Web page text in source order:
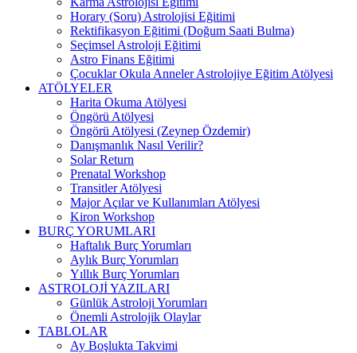
Horary (Soru) Astrolojisi Eğitimi
Rektifikasyon Eğitimi (Doğum Saati Bulma)
Seçimsel Astroloji Eğitimi
Astro Finans Eğitimi
Çocuklar Okula Anneler Astrolojiye Eğitim Atölyesi
ATÖLYELER
Harita Okuma Atölyesi
Öngörü Atölyesi
Öngörü Atölyesi (Zeynep Özdemir)
Danışmanlık Nasıl Verilir?
Solar Return
Prenatal Workshop
Transitler Atölyesi
Major Açılar ve Kullanımları Atölyesi
Kiron Workshop
BURÇ YORUMLARI
Haftalık Burç Yorumları
Aylık Burç Yorumları
Yıllık Burç Yorumları
ASTROLOJİ YAZILARI
Günlük Astroloji Yorumları
Önemli Astrolojik Olaylar
TABLOLAR
Ay Boşlukta Takvimi